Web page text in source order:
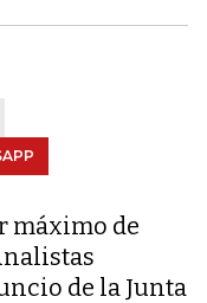
máximo de
de la Junta